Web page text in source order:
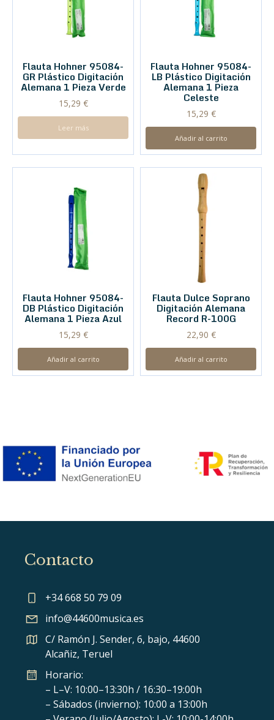
Flauta Hohner 95084-
GR Plástico Digitación
Alemana 1 Pieza Verde
15,29 €
Leer más
Flauta Hohner 95084-
LB Plástico Digitación
Alemana 1 Pieza
Celeste
15,29 €
Añadir al carrito
Flauta Hohner 95084-
DB Plástico Digitación
Alemana 1 Pieza Azul
15,29 €
Añadir al carrito
Flauta Dulce Soprano
Digitación Alemana
Record R-100G
22,90 €
Añadir al carrito
Contacto
+34 668 50 79 09
info@44600musica.es
C/ Ramón J. Sender, 6, bajo, 44600
Alcañiz, Teruel
Horario:
– L–V: 10:00–13:30h / 16:30–19:00h
– Sábados (invierno): 10:00 a 13:00h